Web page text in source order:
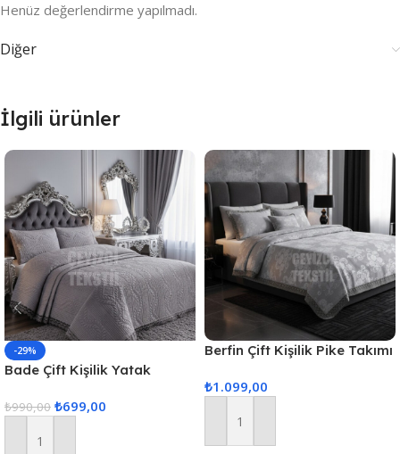
Henüz değerlendirme yapılmadı.
Diğer
İlgili ürünler
-29%
Bade Çift Kişilik Yatak
₺990,00 ₺699,00
Sepete Ekle
Berfin Çift Kişilik Pike Takımı
₺1.099,00
Sepete Ekle